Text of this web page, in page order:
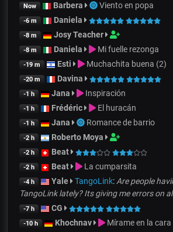
Now Barbera Viento en popa
-6 m Daniela
-8 m Josy Teacher
-8 m Daniela Mi fuelle rezonga
-19 m Esti Muchachita buena (2)
-20 m Davina
-1 h Jana Inspiración
-1 h Frédéric El huracán
-1 h Jana Romance de barrio
-2 h Roberto Moya
-2 h Beat
-2 h Beat La cumparsita
-4 h Yale TangoLink:Are people
TangoLink lately? Its giving me errors on
-7 h CG
-10 h Khochnav Mírame en la cara